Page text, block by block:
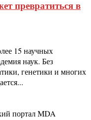
превратиться в
15 научных
наук. Без
генетики и многих
портал MDA